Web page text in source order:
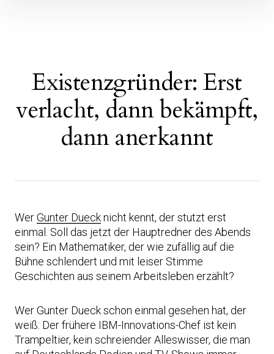
Existenzgründer: Erst
verlacht, dann bekämpft,
dann anerkannt
WerGunter Duecknicht kennt, der stutzt erst
einmal. Soll das jetzt der Hauptredner des Abends
sein? Ein Mathematiker, der wie zufällig auf die
Bühne schlendert und mit leiser Stimme
Geschichten aus seinem Arbeitsleben erzählt?
Wer Gunter Dueck schon einmal gesehen hat, der
weiß: Der frühere IBM-Innovations-Chef ist kein
Trampeltier, kein schreiender Alleswisser, die man